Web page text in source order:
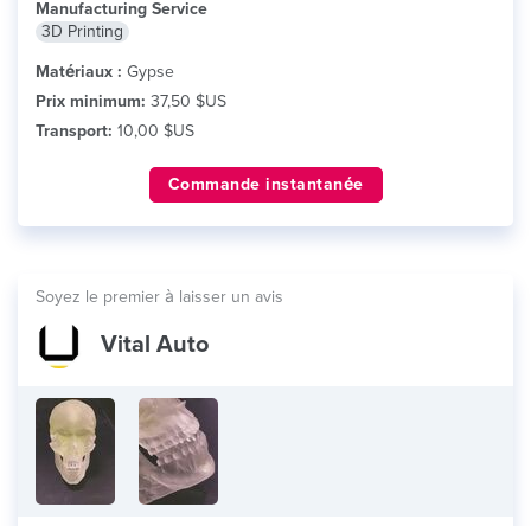
Manufacturing Service
3D Printing
Matériaux : Gypse
Prix minimum: 37,50 $US
Transport: 10,00 $US
Commande instantanée
Soyez le premier à laisser un avis
Vital Auto